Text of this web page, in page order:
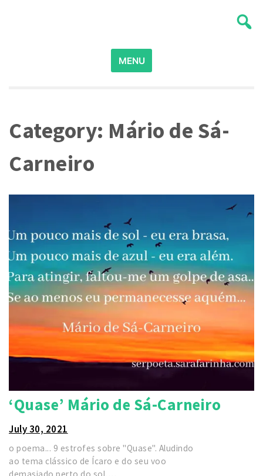
Search
for:
MENU
Category: Mário de Sá-
Carneiro
‘Quase’ Mário de Sá-Carneiro
July 30, 2021
o poema... 9 estrofes sobre "Quase". Aludindo
ao tema clássico de Ícaro e do seu voo
demasiado perto do sol,…